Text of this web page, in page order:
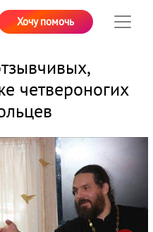
Хочу помочь
четвероногих